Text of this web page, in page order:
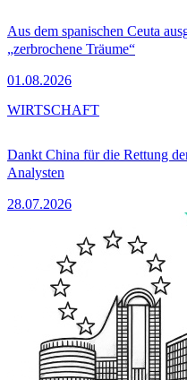
Aus dem spanischen Ceuta
„zerbrochene Träume“
01.08.2026
Dankt China für die Rettung
Analysten
28.07.2026
WIRTSCHAFT